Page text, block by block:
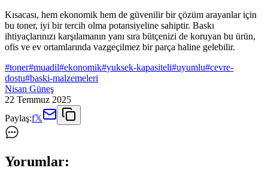
Kısacası, hem ekonomik hem de güvenilir bir çözüm arayanlar için
bu toner, iyi bir tercih olma potansiyeline sahiptir. Baskı
ihtiyaçlarınızı karşılamanın yanı sıra bütçenizi de koruyan bu ürün,
ofis ve ev ortamlarında vazgeçilmez bir parça haline gelebilir.
#toner#muadil#ekonomik#yuksek-kapasiteli#uyumlu#cevre-
dostu#baski-malzemeleri
Nisan Güneş
22 Temmuz 2025
Paylaş:f𝕏
Yorumlar: